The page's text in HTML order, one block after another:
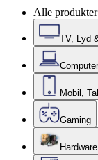
Alle produkter
TV, Lyd
Mobil,
Gaming
Hardware